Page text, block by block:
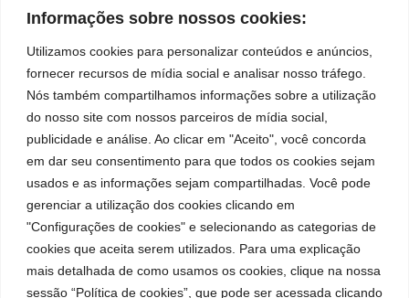
Informações sobre nossos cookies:
Utilizamos cookies para personalizar conteúdos e anúncios,
fornecer recursos de mídia social e analisar nosso tráfego.
Nós também compartilhamos informações sobre a utilização
do nosso site com nossos parceiros de mídia social,
publicidade e análise. Ao clicar em "Aceito", você concorda
em dar seu consentimento para que todos os cookies sejam
usados e as informações sejam compartilhadas. Você pode
gerenciar a utilização dos cookies clicando em
"Configurações de cookies" e selecionando as categorias de
cookies que aceita serem utilizados. Para uma explicação
mais detalhada de como usamos os cookies, clique na nossa
sessão “Política de cookies”, que pode ser acessada clicando
in
the
manufacture
of
supply
equipment
in
South
PrivacyInstitutional
Bozza
Institucional
Service Centers
Become a
Representative
Location
Rua Tiradentes,
931 – Anexo
Anita Franchini,
50/96
Neighborhood:
Terezinha
São Bernardo
do Campo – SP
CEP: 09780-
001
Social
Networks
Facebook
Youtube
LinkedIn
Instagram